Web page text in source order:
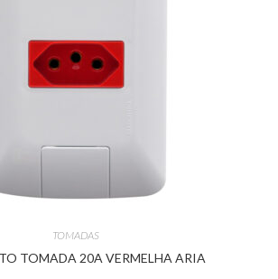
TOMADAS
TOMADA 20A VERMELHA ARIA